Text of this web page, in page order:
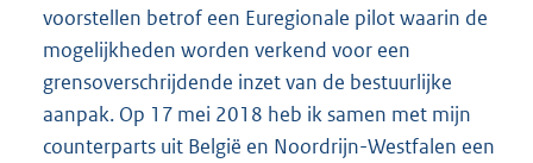
voorstellen betrof een Euregionale pilot waarin de
mogelijkheden worden verkend voor een
grensoverschrijdende inzet van de bestuurlijke
aanpak. Op 17 mei 2018 heb ik samen met mijn
counterparts uit België en Noordrijn-Westfalen een